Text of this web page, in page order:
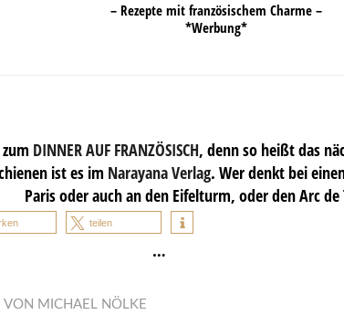
– Rezepte mit französischem Charme –
*Werbung*
DINNER AUF FRANZÖSISCH, denn so heißt das
ist es im Narayana Verlag. Wer denkt bei
Paris oder auch an den Eifelturm, oder den Arc
teilen
…
VON MICHAEL NÖLKE